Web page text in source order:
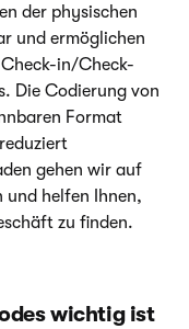
der physischen
und ermöglichen
in/Check-
Die Codierung von
Format
gehen wir auf
und helfen Ihnen,
zu finden.
wichtig ist